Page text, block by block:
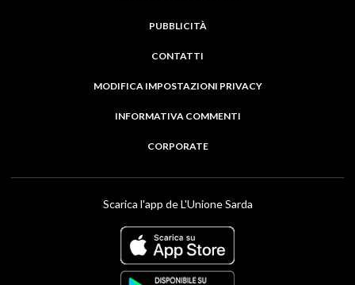
PUBBLICITÀ
CONTATTI
MODIFICA IMPOSTAZIONI PRIVACY
INFORMATIVA COMMENTI
CORPORATE
Scarica l'app de L'Unione Sarda